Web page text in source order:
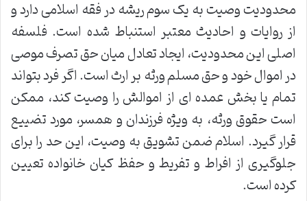
محدودیت وصیت به یک سوم ریشه در فقه اسلامی دارد و
از روایات و احادیث معتبر استنباط شده است. فلسفه
اصلی این محدودیت، ایجاد تعادل میان حق تصرف موصی
در اموال خود و حق مسلم ورثه بر ارث است. اگر فرد بتواند
تمام یا بخش عمده ای از اموالش را وصیت کند، ممکن
است حقوق ورثه، به ویژه فرزندان و همسر، مورد تضییع
قرار گیرد. اسلام ضمن تشویق به وصیت، این حد را برای
جلوگیری از افراط و تفریط و حفظ کیان خانواده تعیین
کرده است.